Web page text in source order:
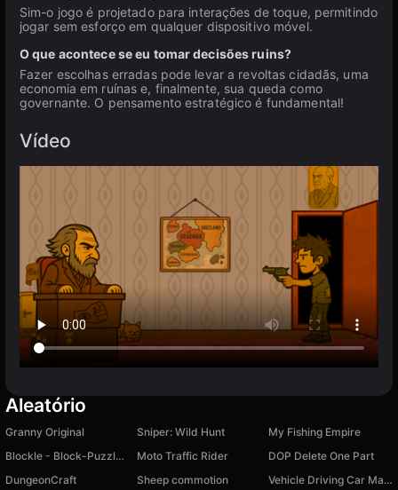
Sim-o jogo é projetado para interações de toque, permitindo
jogar sem esforço em qualquer dispositivo móvel.
O que acontece se eu tomar decisões ruins?
Fazer escolhas erradas pode levar a revoltas cidadãs, uma
economia em ruínas e, finalmente, sua queda como
governante. O pensamento estratégico é fundamental!
Vídeo
Aleatório
Granny Original Sniper: Wild Hunt
My Fishing Empire
Blockle - Block-Puzzle Journey
Moto Traffic Rider
DOP Delete One Part
DungeonCraft
Sheep commotion
Vehicle Driving Car Master